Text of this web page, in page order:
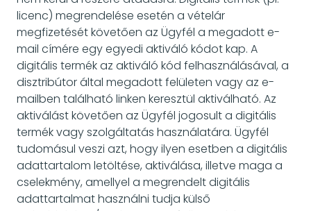
licenc) megrendelése esetén a vételár
megfizetését követően az Ügyfél a megadott e-
mail címére egy egyedi aktiváló kódot kap. A
digitális termék az aktiváló kód felhasználásával, a
disztribútor által megadott felületen vagy az e-
mailben található linken keresztül aktiválható. Az
aktiválást követően az Ügyfél jogosult a digitális
termék vagy szolgáltatás használatára. Ügyfél
tudomásul veszi azt, hogy ilyen esetben a digitális
adattartalom letöltése, aktiválása, illetve maga a
cselekmény, amellyel a megrendelt digitális
adattartalmat használni tudja külső